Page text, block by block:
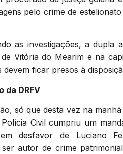
pelo crime de
as investigações, a dupla
de Vitória do Mearim e na
devem ficar presos à
da DRFV
só que desta vez na
Civil cumpriu um
desfavor de Luciano
autor de crime